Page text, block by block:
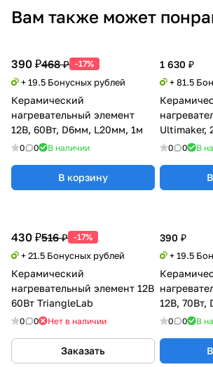
Вам также может
390 ₽468 ₽ -17%
+ 19.5 Бонусных рублей
Керамический
нагревательный элемент
12В, 60Вт, D6мм, L20мм, 1м
0 0 В наличии
В корзину
1 630 ₽
+ 81.5
Ultimaker,
0 0 В
390 ₽
+ 19.5
12В, 70Вт,
0 0 В
430 ₽516 ₽ -17%
+ 21.5 Бонусных рублей
Керамический
нагревательный элемент 12В
60Вт TriangleLab
0 0 Нет в наличии
Заказать